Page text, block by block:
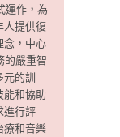
運作，為
人提供復
念，中心
的嚴重智
元的訓
能和協助
進行評
療和音樂